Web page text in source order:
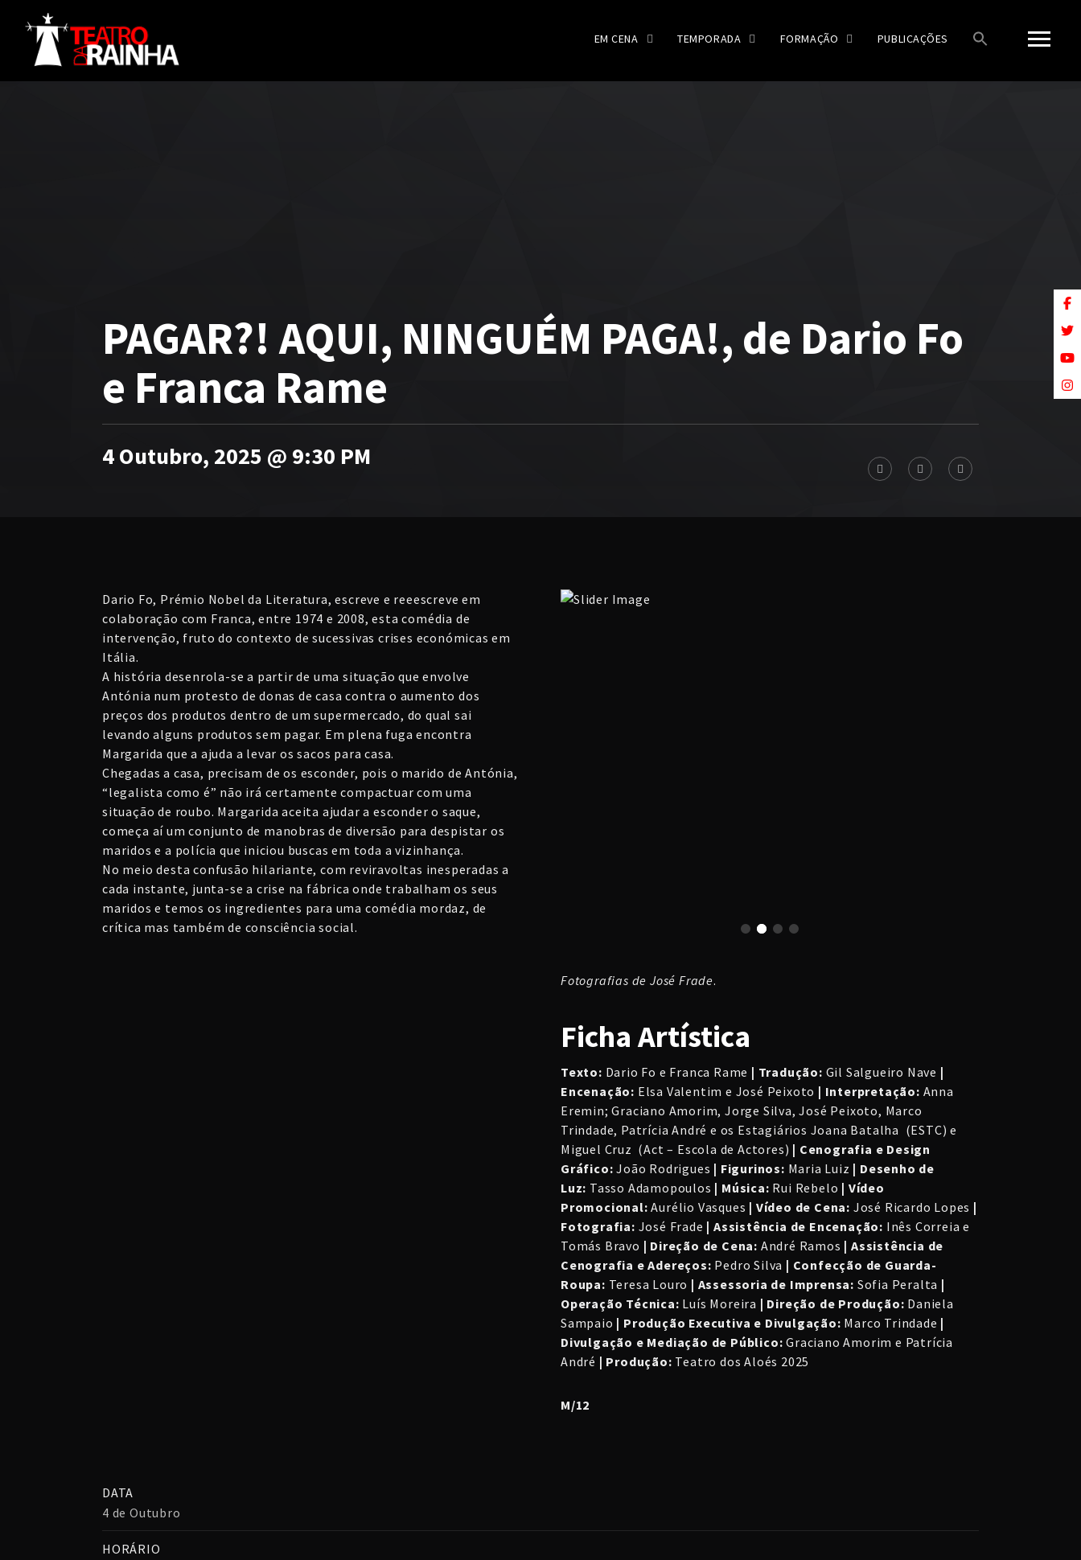
EM CENA TEMPORADA FORMAÇÃO PUBLICAÇÕES
PAGAR?! AQUI, NINGUÉM PAGA!, de Dario Fo
e Franca Rame
4 Outubro, 2025 @ 9:30 PM
Dario Fo, Prémio Nobel da Literatura, escreve e reeescreve em
colaboração com Franca, entre 1974 e 2008, esta comédia de
intervenção, fruto do contexto de sucessivas crises económicas em
Itália.
A história desenrola-se a partir de uma situação que envolve
Antónia num protesto de donas de casa contra o aumento dos
preços dos produtos dentro de um supermercado, do qual sai
levando alguns produtos sem pagar. Em plena fuga encontra
Margarida que a ajuda a levar os sacos para casa.
Chegadas a casa, precisam de os esconder, pois o marido de Antónia,
“legalista como é” não irá certamente compactuar com uma
situação de roubo. Margarida aceita ajudar a esconder o saque,
começa aí um conjunto de manobras de diversão para despistar os
maridos e a polícia que iniciou buscas em toda a vizinhança.
No meio desta confusão hilariante, com reviravoltas inesperadas a
cada instante, junta-se a crise na fábrica onde trabalham os seus
maridos e temos os ingredientes para uma comédia mordaz, de
crítica mas também de consciência social.
Fotografias de José Frade.
Ficha Artística
Texto: Dario Fo e Franca Rame | Tradução: Gil Salgueiro Nave |
Encenação: Elsa Valentim e José Peixoto | Interpretação: Anna
Eremin; Graciano Amorim, Jorge Silva, José Peixoto, Marco
Trindade, Patrícia André e os Estagiários Joana Batalha (ESTC) e
Miguel Cruz (Act – Escola de Actores) | Cenografia e Design
Gráfico: João Rodrigues | Figurinos: Maria Luiz | Desenho de
Luz: Tasso Adamopoulos | Música: Rui Rebelo | Vídeo
Promocional: Aurélio Vasques | Vídeo de Cena: José Ricardo Lopes |
Fotografia: José Frade | Assistência de Encenação: Inês Correia e
Tomás Bravo | Direção de Cena: André Ramos | Assistência de
Cenografia e Adereços: Pedro Silva | Confecção de Guarda-
Roupa: Teresa Louro | Assessoria de Imprensa: Sofia Peralta |
Operação Técnica: Luís Moreira | Direção de Produção: Daniela
Sampaio | Produção Executiva e Divulgação: Marco Trindade |
Divulgação e Mediação de Público: Graciano Amorim e Patrícia
André | Produção: Teatro dos Aloés 2025
M/12
DATA
4 de Outubro
HORÁRIO